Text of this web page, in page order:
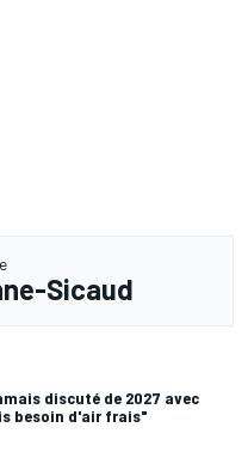
Sicaud
discuté de 2027 avec
besoin d'air frais"